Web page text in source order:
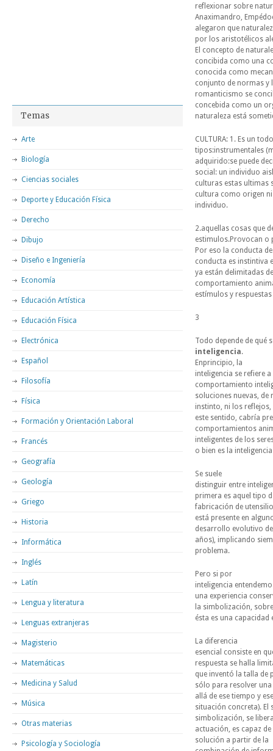
reflexionar sobre
Anaximandro,
alegaron que
por los aristotélicos
El concepto de
concibida como una
conocida como
conjunto de normas y
romanticismo se
concebida como un
naturaleza está
CULTURA: 1. Es un
tipos:instrumentales
adquirido:se puede
social: un individuo
culturas estas ultimas
cultura como origen
individuo.
2.aquellas cosas que
estimulos.Provocan o
Por eso la conducta
conducta es instintiva
ya están delimitadas
comportamiento
estímulos y
3
Todo depende de qué
inteligencia.
Enprincipio, la
inteligencia se refiere
comportamiento
soluciones nuevas,
instinto, ni los
este sentido, cabría
comportamientos
inteligentes de los
o bien es la
Se suele
distinguir entre
primera es aquel tipo
fabricación de
está presente en
desarrollo evolutivo
años), implicando
problema.
Pero si por
inteligencia
una experiencia
la simbolización,
ésta es una capacidad
La diferencia
esencial consiste en
respuesta se halla
que inventó la talla de
sólo para resolver
allá de ese tiempo y
situación concreta). El
simbolización, se
actuación, es capaz
solución a partir de la
Temas
Arte
Biología
Ciencias sociales
Deporte y Educación Física
Derecho
Dibujo
Diseño e Ingeniería
Economía
Educación Artística
Educación Física
Electrónica
Español
Filosofía
Física
Formación y Orientación Laboral
Francés
Geografía
Geología
Griego
Historia
Informática
Inglés
Latín
Lengua y literatura
Lenguas extranjeras
Magisterio
Matemáticas
Medicina y Salud
Música
Otras materias
Psicología y Sociología